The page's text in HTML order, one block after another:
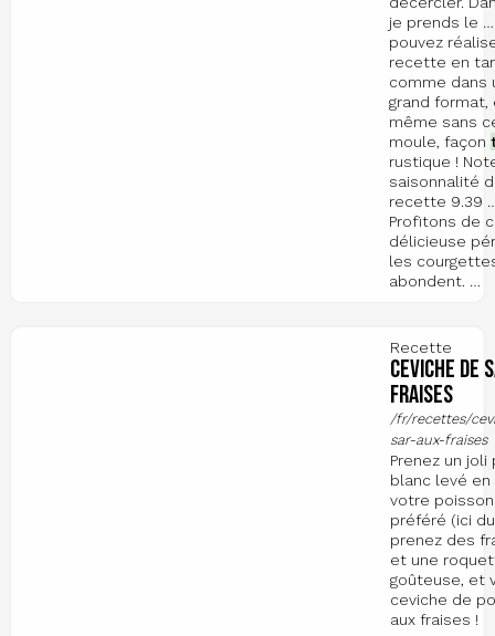
je prends le …
pouvez
recette en
comme dans
grand format,
même sans
moule, façon
rustique !
saisonnalité
recette 9.39
Profitons de
délicieuse
les
abondent. …
Recette
Ceviche de
fraises
/fr/recettes/
sar-aux-fraises
Prenez un joli
blanc levé
votre
préféré (ici
prenez des
et une
goûteuse, et
ceviche de
aux fraises !